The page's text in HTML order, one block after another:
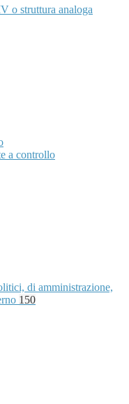
o struttura analoga
a controllo
di amministrazione,
150